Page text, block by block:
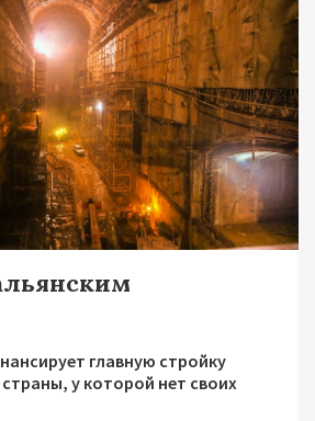
главную стройку
у которой нет своих